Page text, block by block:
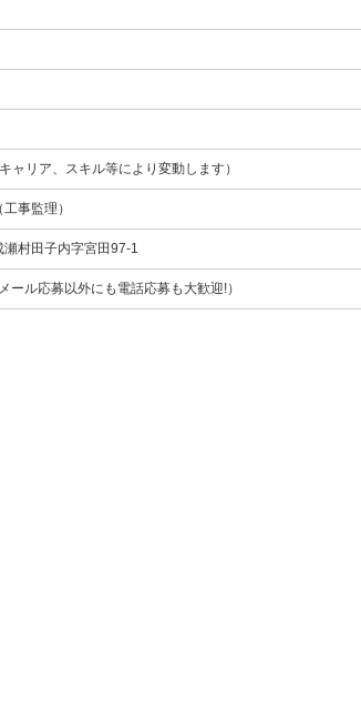
ャリア、スキル等により変動します）
事監理）
村田子内字宮田97-1
ール応募以外にも電話応募も大歓迎!）